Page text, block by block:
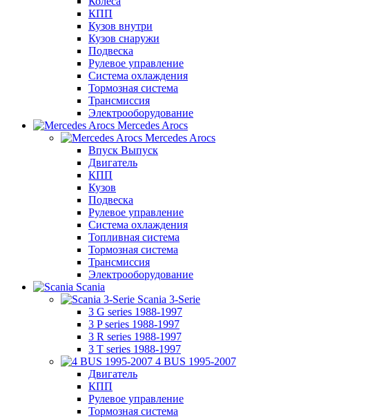
КПП
Кузов внутри
Кузов снаружи
Подвеска
Рулевое управление
Система охлаждения
Тормозная система
Трансмиссия
Электрооборудование
Mercedes Arocs
Mercedes Arocs
Впуск Выпуск
Двигатель
КПП
Кузов
Подвеска
Рулевое управление
Система охлаждения
Топливная система
Тормозная система
Трансмиссия
Электрооборудование
Scania
Scania 3-Serie
3 G series 1988-1997
3 P series 1988-1997
3 R series 1988-1997
3 T series 1988-1997
4 BUS 1995-2007
Двигатель
КПП
Рулевое управление
Тормозная система